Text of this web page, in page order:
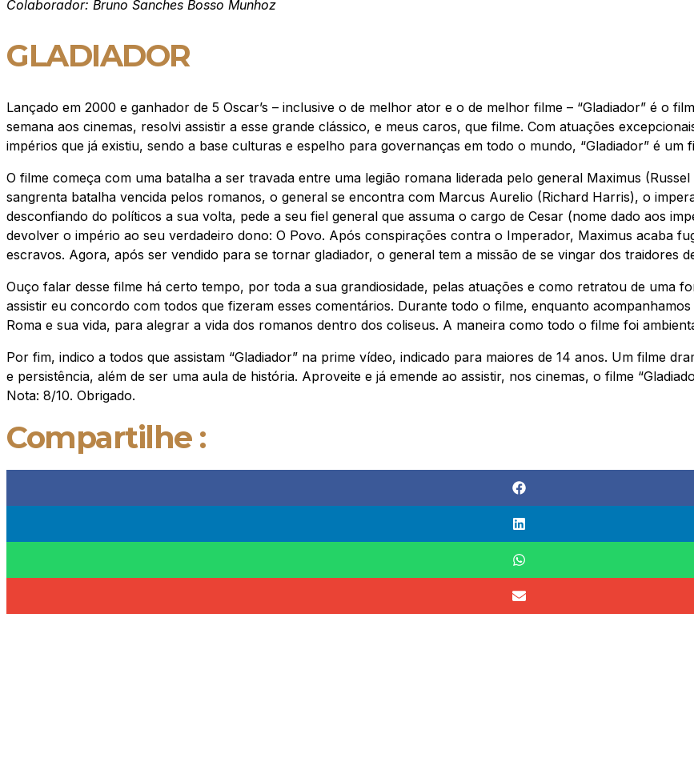
Colaborador: Bruno Sanches Bosso Munhoz
GLADIADOR
Lançado em 2000 e ganhador de 5 Oscar’s – inclusive o de melhor ator e o de melhor filme – “Gladiador” é o
semana aos cinemas, resolvi assistir a esse grande clássico, e meus caros, que filme. Com atuações
impérios que já existiu, sendo a base culturas e espelho para governanças em todo o mundo, “Gladiador” é um
O filme começa com uma batalha a ser travada entre uma legião romana liderada pelo general Maximus
sangrenta batalha vencida pelos romanos, o general se encontra com Marcus Aurelio (Richard Harris), o
desconfiando do políticos a sua volta, pede a seu fiel general que assuma o cargo de Cesar (nome dado aos
devolver o império ao seu verdadeiro dono: O Povo. Após conspirações contra o Imperador, Maximus acaba
escravos. Agora, após ser vendido para se tornar gladiador, o general tem a missão de se vingar dos traidores
Ouço falar desse filme há certo tempo, por toda a sua grandiosidade, pelas atuações e como retratou de uma
assistir eu concordo com todos que fizeram esses comentários. Durante todo o filme, enquanto
Roma e sua vida, para alegrar a vida dos romanos dentro dos coliseus. A maneira como todo o filme foi
Por fim, indico a todos que assistam “Gladiador” na prime vídeo, indicado para maiores de 14 anos. Um filme
e persistência, além de ser uma aula de história. Aproveite e já emende ao assistir, nos cinemas, o filme
Nota: 8/10. Obrigado.
Compartilhe :